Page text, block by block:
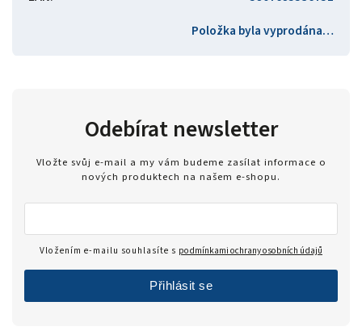
Položka byla vyprodána…
Odebírat newsletter
Vložte svůj e-mail a my vám budeme zasílat informace o
nových produktech na našem e-shopu.
Vložením e-mailu souhlasíte s podmínkami ochrany osobních údajů
Přihlásit se